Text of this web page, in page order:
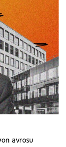
avrosu